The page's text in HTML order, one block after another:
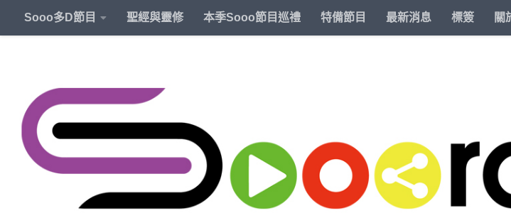
Sooo多D節目 聖經與靈修 本季Sooo節目巡禮 特備節目 最新消息 標簽 關